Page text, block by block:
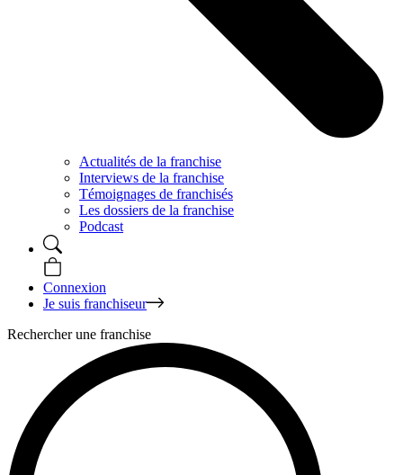
Actualités de la franchise
Interviews de la franchise
Témoignages de franchisés
Les dossiers de la franchise
Podcast
Connexion
Je suis franchiseur
Rechercher une franchise